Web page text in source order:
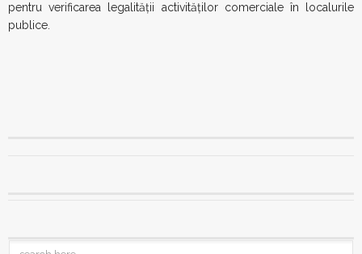
pentru verificarea legalității activităților comerciale în localurile
publice.